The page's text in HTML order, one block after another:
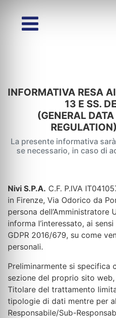
INFORMATIVA RESA
13 E SS.
(GENERAL
La presente informativa
se necessario, in caso di
Nivi S.P.A. C.F. P.IVA
in Firenze, Via Odorico da
persona dell’Amministratore
informa l’interessato, ai
GDPR 2016/679, su come
personali.
Preliminarmente si specifica
sezione del proprio sito
Titolare del trattamento
tipologie di dati mentre per
Responsabile/Sub-